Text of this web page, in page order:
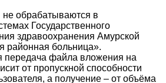
обрабатываются в
Государственного
здравоохранения Амурской
районная больница».
передача файла вложения на
от пропускной способности
а получение – от объёма